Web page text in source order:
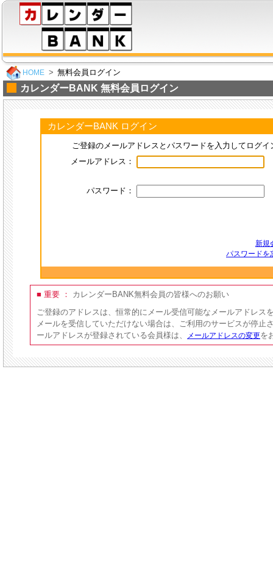
HOME 無料会員ログイン
カレンダーBANK 無料会員ログイン
カレンダーBANK ログイン
ご登録のメールアドレスとパスワードを入力してログイ
メールアドレス：
パスワード：
新規
パスワードを
■ 重要 ：
カレンダーBANK無料会員の皆様へのお願い
ご登録のアドレスは、恒常的にメール受信可能なメールアドレス
メールを受信していただけない場合は、ご利用のサービスが停止
ールアドレスが登録されている会員様は、
メールアドレスの変更を